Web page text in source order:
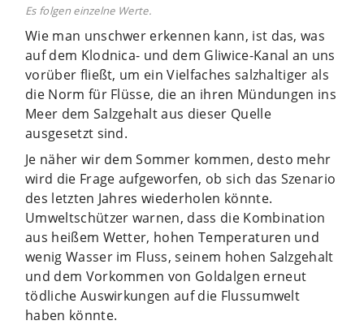
Es folgen einzelne Werte.
Wie man unschwer erkennen kann, ist das, was
auf dem Klodnica- und dem Gliwice-Kanal an uns
vorüber fließt, um ein Vielfaches salzhaltiger als
die Norm für Flüsse, die an ihren Mündungen ins
Meer dem Salzgehalt aus dieser Quelle
ausgesetzt sind.
Je näher wir dem Sommer kommen, desto mehr
wird die Frage aufgeworfen, ob sich das Szenario
des letzten Jahres wiederholen könnte.
Umweltschützer warnen, dass die Kombination
aus heißem Wetter, hohen Temperaturen und
wenig Wasser im Fluss, seinem hohen Salzgehalt
und dem Vorkommen von Goldalgen erneut
tödliche Auswirkungen auf die Flussumwelt
haben könnte.